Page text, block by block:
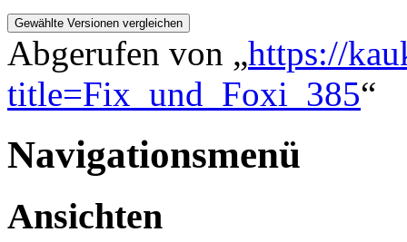
Abgerufen von „https://
title=Fix_und_Foxi_385“
Navigationsmenü
Ansichten